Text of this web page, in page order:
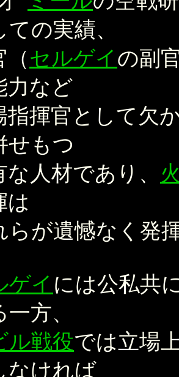
ての実績、
（セルゲイ の副
力など
指揮官として欠
せもつ
な人材であり、
は
らが遺憾なく発
ゲイ には公私共
方、
ル戦役では立場
なければ